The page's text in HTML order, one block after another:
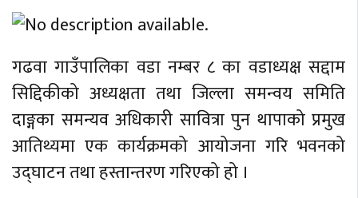
गढवा गाउँपालिका वडा नम्बर ८ का वडाध्यक्ष सद्दाम
सिद्दिकीको अध्यक्षता तथा जिल्ला समन्वय समिति
दाङ्गका समन्यव अधिकारी सावित्रा पुन थापाको प्रमुख
आतिथ्यमा एक कार्यक्रमको आयोजना गरि भवनको
उद्घाटन तथा हस्तान्तरण गरिएको हो ।